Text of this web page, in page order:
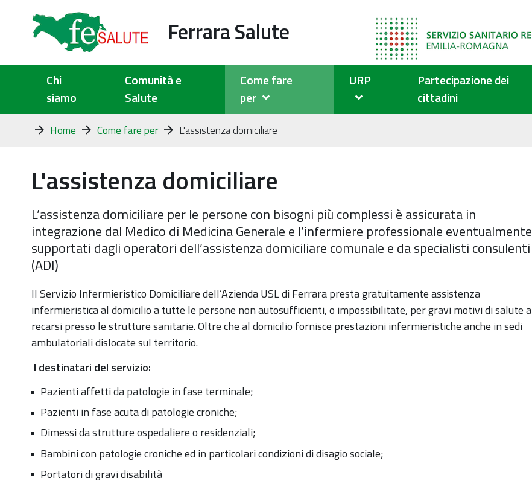
Ferrara Salute
Chi
siamo
Comunità e
Salute
Come fare
per
URP
Partecipazione dei
cittadini
Tu
sei Home Come fare per L'assistenza domiciliare
L'assistenza domiciliare
L’assistenza domiciliare per le persone con bisogni più complessi è assicurata in
integrazione dal Medico di Medicina Generale e l’infermiere professionale eventualmente
supportati dagli operatori dell’assistenza domiciliare comunale e da specialisti consulenti
(ADI)
Il Servizio Infermieristico Domiciliare dell’Azienda USL di Ferrara presta gratuitamente assistenza
infermieristica al domicilio a tutte le persone non autosufficienti, o impossibilitate, per gravi motivi di salute a
recarsi presso le strutture sanitarie. Oltre che al domicilio fornisce prestazioni infermieristiche anche in sedi
ambulatoriali dislocate sul territorio.
I destinatari del servizio:
Pazienti affetti da patologie in fase terminale;
Pazienti in fase acuta di patologie croniche;
Dimessi da strutture ospedaliere o residenziali;
Bambini con patologie croniche ed in particolari condizioni di disagio sociale;
Portatori di gravi disabilità